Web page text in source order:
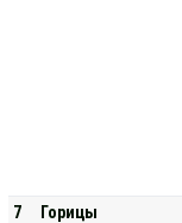
7
Горицы